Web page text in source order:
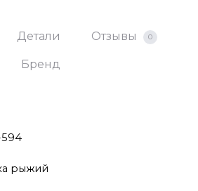
Детали Отзывы 0
Бренд
рыжий